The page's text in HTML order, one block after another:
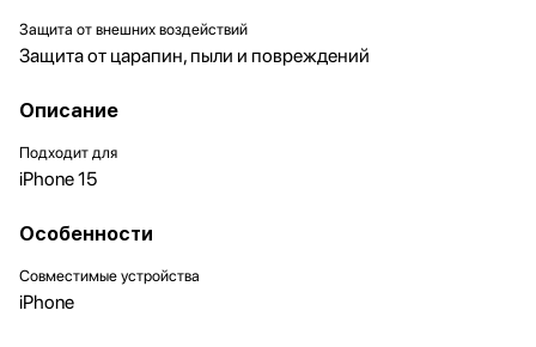
Защита от внешних воздействий
Защита от царапин, пыли и повреждений
Описание
Подходит для
iPhone 15
Особенности
Совместимые устройства
iPhone